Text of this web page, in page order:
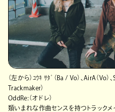
（左から）ﾕｳｷ ｻﾀﾞ（Ba / Vo）、AirA（Vo
Trackmaker）
OddRe:（オドレ）
類いまれな作曲センスを持つトラック